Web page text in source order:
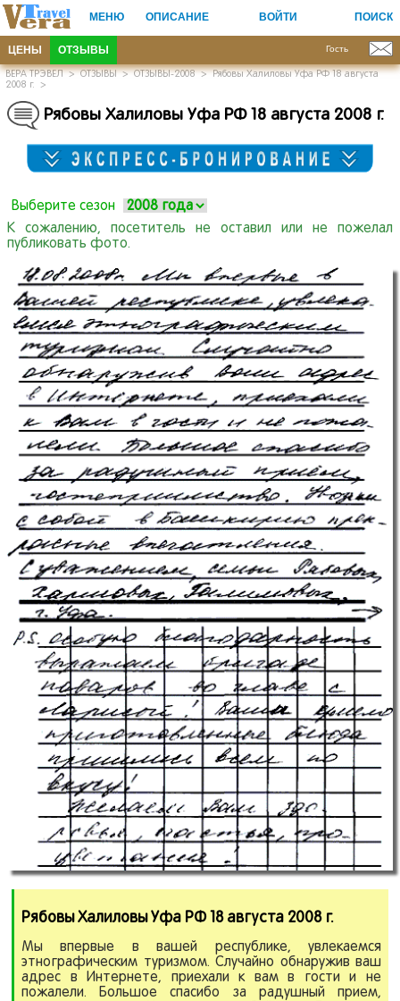
МЕНЮ ОПИСАНИЕ ВОЙТИ ПОИСК
ЦЕНЫ ОТЗЫВЫ Гость
ВЕРА ТРЭВЕЛ>ОТЗЫВЫ>ОТЗЫВЫ-2008>Рябовы Халиловы Уфа РФ 18 августа
2008 г. >
Рябовы Халиловы Уфа РФ 18 августа 2008 г.
Выберите сезон
К сожалению, посетитель не оставил или не пожелал
публиковать фото.
Рябовы Халиловы Уфа РФ 18 августа 2008 г.
Мы впервые в вашей республике, увлекаемся
этнографическим туризмом. Случайно обнаружив ваш
адрес в Интернете, приехали к вам в гости и не
пожалели. Большое спасибо за радушный прием,